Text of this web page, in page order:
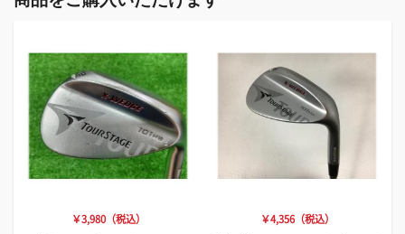
￥3,980（税込）
￥4,356（税込）